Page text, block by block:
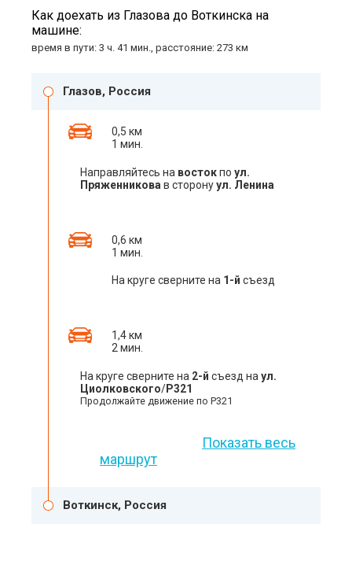
Как доехать из Глазова до Воткинска на
машине:
время в пути: 3 ч. 41 мин., расстояние: 273 км
Глазов, Россия
0,5 км
1 мин.
Направляйтесь на востокпо ул.
Пряженникова в сторонуул. Ленина
0,6 км
1 мин.
На круге сверните на 1-й съезд
1,4 км
2 мин.
На круге сверните на 2-й съезд на ул.
Циолковского/Р321
Продолжайте движение по Р321
Показать весь
маршрут
Воткинск, Россия